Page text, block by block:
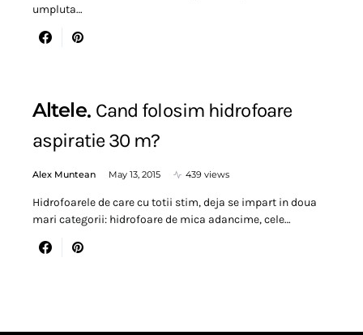
umpluta…
Altele Cand folosim hidrofoare
aspiratie 30 m?
Alex Muntean May 13, 2015 439 views
Hidrofoarele de care cu totii stim, deja se impart in doua
mari categorii: hidrofoare de mica adancime, cele…